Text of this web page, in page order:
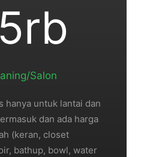
Salon
hanya untuk lantai dan
dan ada harga
(keran, closet
bathup, bowl, water